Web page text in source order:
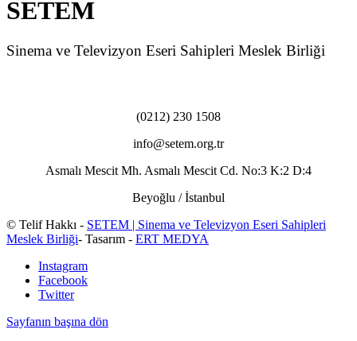
SETEM
Sinema ve Televizyon Eseri Sahipleri Meslek Birliği
(0212) 230 1508
info@setem.org.tr
Asmalı Mescit Mh. Asmalı Mescit Cd. No:3 K:2 D:4
Beyoğlu / İstanbul
© Telif Hakkı - SETEM | Sinema ve Televizyon Eseri Sahipleri
Meslek Birliği- Tasarım - ERT MEDYA
Instagram
Facebook
Twitter
Sayfanın başına dön